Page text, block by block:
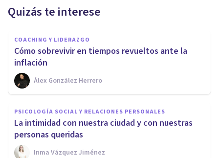
Quizás te interese
COACHING Y LIDERAZGO
Cómo sobrevivir en tiempos revueltos ante la
inflación
Álex González Herrero
PSICOLOGÍA SOCIAL Y RELACIONES PERSONALES
La intimidad con nuestra ciudad y con nuestras
personas queridas
Inma Vázquez Jiménez